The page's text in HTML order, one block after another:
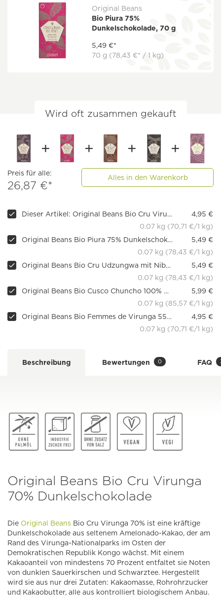
Original Beans
Bio Piura 75%
Dunkelschokolade, 70 g
5,49 €*
70 g (78,43 €* / 1 kg)
Wird oft zusammen gekauft
Preis für alle:
26,87 €*
Alles in den Warenkorb
Dieser Artikel: Original Beans Bio Cru Virunga 70% Dunkelschokolade
4,95 €
0.07 kg (70,71 €/1 kg)
Original Beans Bio Piura 75% Dunkelschokolade, 70 g
5,49 €
0.07 kg (78,43 €/1 kg)
Original Beans Bio Cru Udzungwa mit Nibs 70 % Dunkelschokolade, 70 g
5,49 €
0.07 kg (78,43 €/1 kg)
Original Beans Bio Cusco Chuncho 100% Dunkelschokolade ohne Zucker, 70 g
5,99 €
0.07 kg (85,57 €/1 kg)
Original Beans Bio Femmes de Virunga 55% Milchschokolade
4,95 €
0.07 kg (70,71 €/1 kg)
Beschreibung Bewertungen 0 FAQ
Original Beans Bio Cru Virunga
70% Dunkelschokolade
Die Original Beans Bio Cru Virunga 70% ist eine kräftige
Dunkelschokolade aus seltenem Amelonado-Kakao, der am
Rand des Virunga-Nationalparks im Osten der
Demokratischen Republik Kongo wächst. Mit einem
Kakaoanteil von mindestens 70 Prozent entfaltet sie Noten
von dunklen Sauerkirschen und Schwarztee. Hergestellt
wird sie aus nur drei Zutaten: Kakaomasse, Rohrohrzucker
und Kakaobutter, alle aus kontrolliert biologischem Anbau.